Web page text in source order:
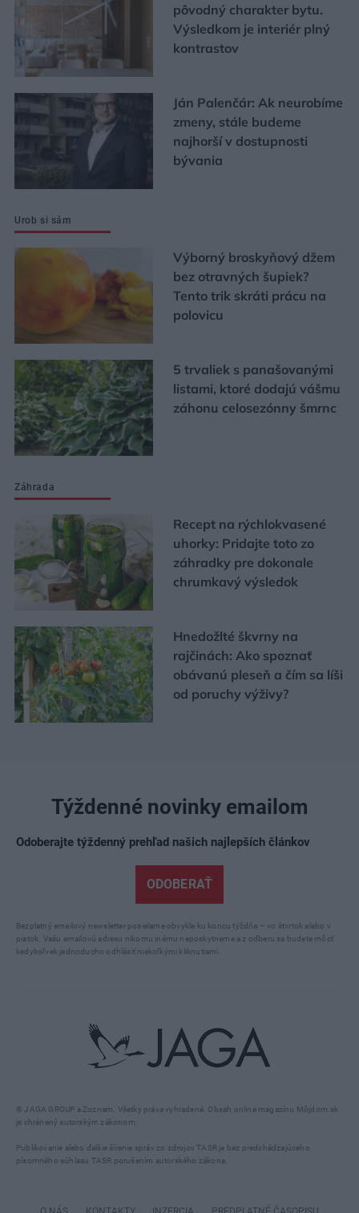
pôvodný charakter bytu.
Výsledkom je interiér plný
kontrastov
Ján Palenčár: Ak neurobíme
zmeny, stále budeme
najhorší v dostupnosti
bývania
Urob si sám
Výborný broskyňový džem
bez otravných šupiek?
Tento trik skráti prácu na
polovicu
5 trvaliek s panašovanými
listami, ktoré dodajú vášmu
záhonu celosezónny šmrnc
Záhrada
Recept na rýchlokvasené
uhorky: Pridajte toto zo
záhradky pre dokonale
chrumkavý výsledok
Hnedožlté škvrny na
rajčinách: Ako spoznať
obávanú pleseň a čím sa líši
od poruchy výživy?
© JAGA GROUP a Zoznam. Všetky práva vyhradené. Obsah online magazínu Môjdom.sk
je chránený autorským zákonom.
Publikovanie alebo ďalšie šírenie správ zo zdrojov TASR je bez predchádzajúceho
písomného súhlasu TASR porušením autorského zákona.
Týždenné novinky emailom
Odoberajte týždenný prehľad našich najlepších článkov
ODOBERAŤ
Bezplatný emailový newsletter posielame obvykle ku koncu týždňa – vo štvrtok alebo v
piatok. Vašu emailovú adresu nikomu inému neposkytneme a z odberu sa budete môcť
kedykoľvek jednoducho odhlásiť niekoľkými kliknutiami.